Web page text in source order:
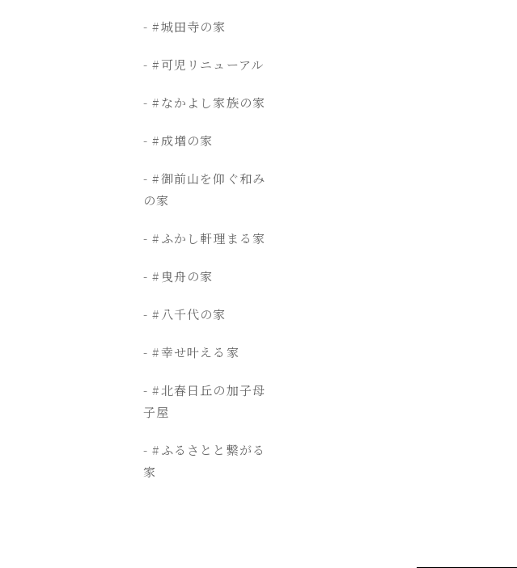
#城田寺の家
#可児リニューアル
#なかよし家族の家
#成増の家
#御前山を仰ぐ和み
の家
#ふかし軒理まる家
#曳舟の家
#八千代の家
#幸せ叶える家
#北春日丘の加子母
子屋
#ふるさとと繋がる
家